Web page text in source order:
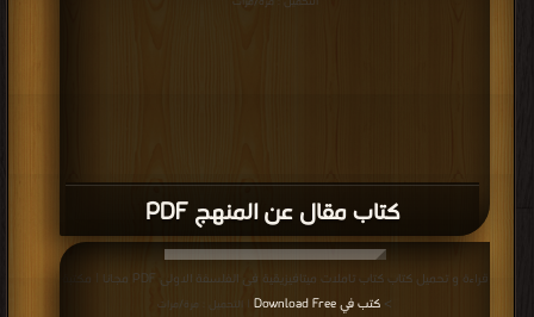
كتاب مقال عن المنهج PDF
قراءة و تحميل كتاب كتاب تاملات ميتافيزيقية فى الفلسفة الاولى PDF مجانا | مكتبة
> كتب في Download Free | التحميل : مرة/مرات